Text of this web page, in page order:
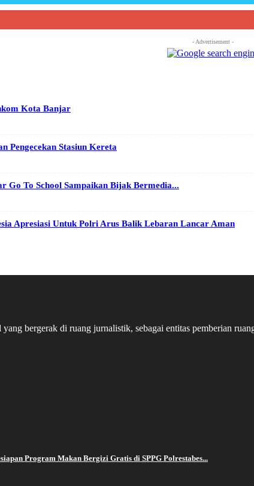
- Advertisement -
Kota Banjar
Pengecekan Stasiun Kereta
Go To School Sampaikan Bijak Bermedia...
Apresiasi Untuk Polri Arus Balik Lebaran Lancar Aman
bergerak di ruang jurnalistik, sebagai entitas pemberian
Program Makan Bergizi Gratis di SPPG Polrestabes...